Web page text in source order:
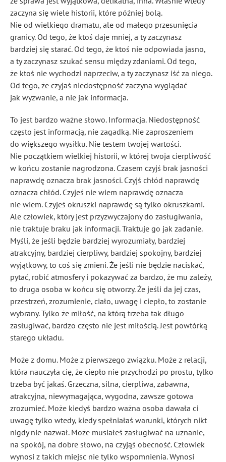
zaczyna się wiele historii, które później bolą.
Nie od wielkiego dramatu, ale od małego przesunięcia
granicy. Od tego, że ktoś daje mniej, a ty zaczynasz
bardziej się starać. Od tego, że ktoś nie odpowiada jasno,
a ty zaczynasz szukać sensu między zdaniami. Od tego,
że ktoś nie wychodzi naprzeciw, a ty zaczynasz iść za niego.
Od tego, że czyjaś niedostępność zaczyna wyglądać
jak wyzwanie, a nie jak informacja.
To jest bardzo ważne słowo. Informacja. Niedostępność
często jest informacją, nie zagadką. Nie zaproszeniem
do większego wysiłku. Nie testem twojej wartości.
Nie początkiem wielkiej historii, w której twoja cierpliwość
w końcu zostanie nagrodzona. Czasem czyjś brak jasności
naprawdę oznacza brak jasności. Czyjś chłód naprawdę
oznacza chłód. Czyjeś nie wiem naprawdę oznacza
nie wiem. Czyjeś okruszki naprawdę są tylko okruszkami.
Ale człowiek, który jest przyzwyczajony do zasługiwania,
nie traktuje braku jak informacji. Traktuje go jak zadanie.
Myśli, że jeśli będzie bardziej wyrozumiały, bardziej
atrakcyjny, bardziej cierpliwy, bardziej spokojny, bardziej
wyjątkowy, to coś się zmieni. Że jeśli nie będzie naciskać,
pytać, robić atmosfery i pokazywać za bardzo, że mu zależy,
to druga osoba w końcu się otworzy. Że jeśli da jej czas,
przestrzeń, zrozumienie, ciało, uwagę i ciepło, to zostanie
wybrany. Tylko że miłość, na którą trzeba tak długo
zasługiwać, bardzo często nie jest miłością. Jest powtórką
starego układu.
Może z domu. Może z pierwszego związku. Może z relacji,
która nauczyła cię, że ciepło nie przychodzi po prostu, tylko
trzeba być jakaś. Grzeczna, silna, cierpliwa, zabawna,
atrakcyjna, niewymagająca, wygodna, zawsze gotowa
zrozumieć. Może kiedyś bardzo ważna osoba dawała ci
uwagę tylko wtedy, kiedy spełniałaś warunki, których nikt
nigdy nie nazwał. Może musiałeś zasługiwać na uznanie,
na spokój, na dobre słowo, na czyjąś obecność. Człowiek
wynosi z takich miejsc nie tylko wspomnienia. Wynosi